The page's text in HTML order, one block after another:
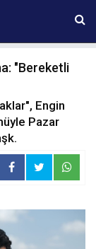
"Bereketli
Engin
Pazar